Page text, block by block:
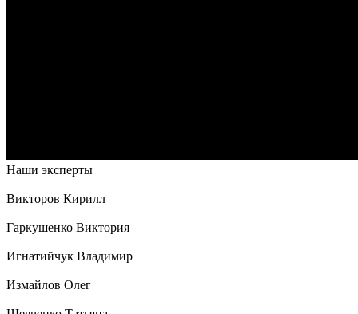
Наши эксперты
Викторов Кирилл
Гаркушенко Виктория
Игнатийчук Владимир
Измайлов Олег